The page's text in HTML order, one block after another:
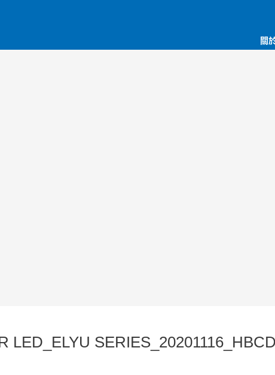
關
LED_ELYU